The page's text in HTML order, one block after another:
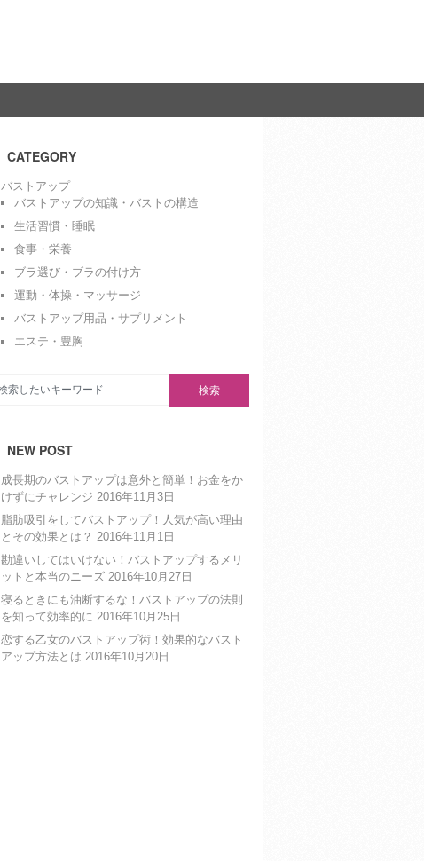
CATEGORY
バストアップ
バストアップの知識・バストの構造
生活習慣・睡眠
食事・栄養
ブラ選び・ブラの付け方
運動・体操・マッサージ
バストアップ用品・サプリメント
エステ・豊胸
NEW POST
成長期のバストアップは意外と簡単！お金をか
けずにチャレンジ 2016年11月3日
脂肪吸引をしてバストアップ！人気が高い理由
とその効果とは？ 2016年11月1日
勘違いしてはいけない！バストアップするメリ
ットと本当のニーズ 2016年10月27日
寝るときにも油断するな！バストアップの法則
を知って効率的に 2016年10月25日
恋する乙女のバストアップ術！効果的なバスト
アップ方法とは 2016年10月20日